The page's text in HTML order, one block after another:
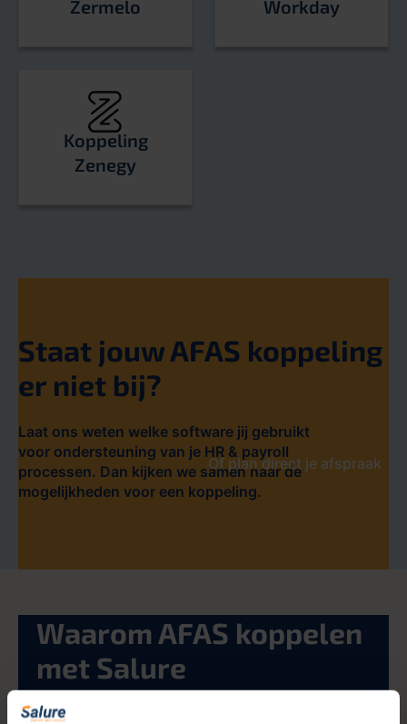
Zermelo
Workday
Koppeling
Zenegy
Staat jouw AFAS koppeling
er niet bij?​
Laat ons weten welke software jij gebruikt
voor ondersteuning van je HR & payroll
processen. Dan kijken we samen naar de
mogelijkheden voor een koppeling.
Of plan direct je afspraak
Waarom AFAS koppelen
met Salure
Koppel slimmer, werk sneller,